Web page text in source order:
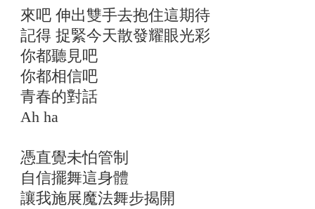
來吧 伸出雙手去抱住這期待
記得 捉緊今天散發耀眼光彩
你都聽見吧
你都相信吧
青春的對話
Ah ha
憑直覺未怕管制
自信擺舞這身體
讓我施展魔法舞步揭開